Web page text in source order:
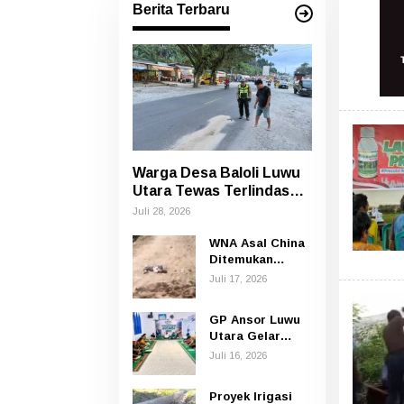
Berita Terbaru
Warga Desa Baloli Luwu
Utara Tewas Terlindas
Bus Borlindo
Juli 28, 2026
WNA Asal China
Ditemukan
Tewas di Jalan
Polisi Amankan
Terduga Pelaku
Juli 17, 2026
GP Ansor Luwu
Utara Gelar
Yasin dan Tahlil
Korban Banjir
Juli 16, 2026
Proyek Irigasi